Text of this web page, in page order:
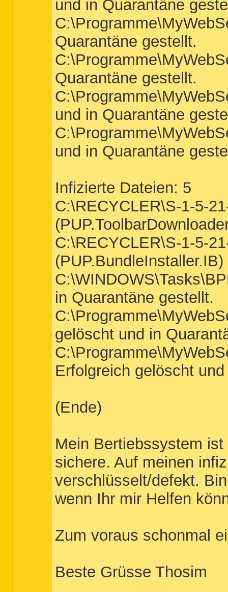
und in Quarantäne
Quarantäne gestellt.
Quarantäne gestellt.
und in Quarantäne
und in Quarantäne
Infizierte Dateien: 5
C:\RECYCLER\S-1-5-
C:\RECYCLER\S-1-5-
in Quarantäne gestellt.
gelöscht und in
Erfolgreich gelöscht
(Ende)
Mein Bertiebssystem
sichere. Auf meinen
verschlüsselt/defekt.
wenn Ihr mir Helfen
Zum voraus schonmal
Beste Grüsse Thosim